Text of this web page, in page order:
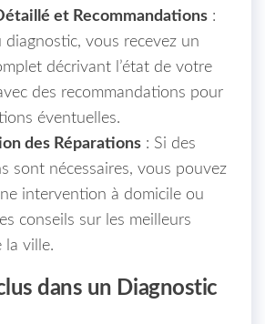
et Recommandations :
diagnostic, vous recevez un
décrivant l’état de votre
des recommandations pour
éventuelles.
des Réparations : Si des
sont nécessaires, vous pouvez
intervention à domicile ou
conseils sur les meilleurs
la ville.
dans un Diagnostic